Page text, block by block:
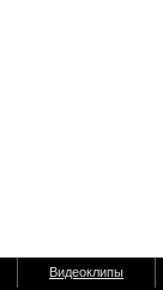
Видеоклипы